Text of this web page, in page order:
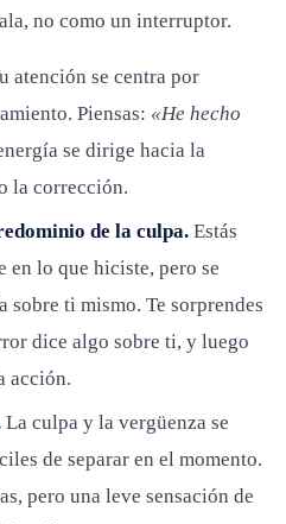
no como un interruptor.
atención se centra por
Piensas: «He hecho
se dirige hacia la
la corrección.
de la culpa. Estás
en lo que hiciste, pero se
sobre ti mismo. Te sorprendes
dice algo sobre ti, y luego
acción.
La culpa y la vergüenza se
de separar en el momento.
pero una leve sensación de